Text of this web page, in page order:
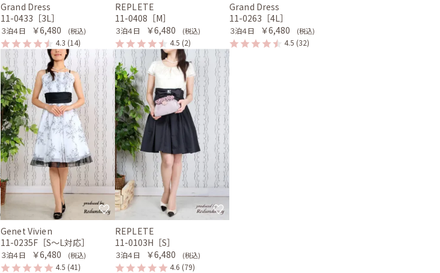
Grand Dress
11-0433［3L］
３泊４日 ￥6,480 (税込)
4.3 (14)
REPLETE
11-0408［M］
３泊４日 ￥6,480 (税込)
4.5 (2)
Grand Dress
11-0263［4L］
３泊４日 ￥6,480 (税込)
4.5 (32)
Genet Vivien
11-0235F［S〜L対応］
３泊４日 ￥6,480 (税込)
4.5 (41)
REPLETE
11-0103H［S］
３泊４日 ￥6,480 (税込)
4.6 (79)